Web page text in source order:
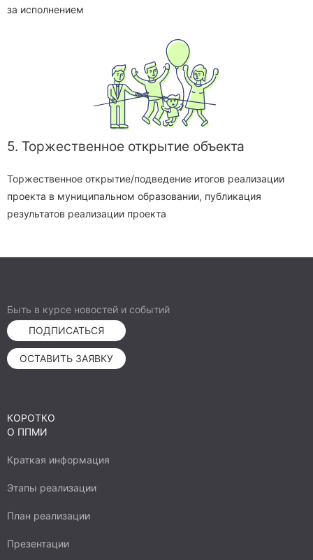
за исполнением
5. Торжественное открытие объекта
Торжественное открытие/подведение итогов реализации
проекта в муниципальном образовании, публикация
результатов реализации проекта
Быть в курсе новостей и событий
ПОДПИСАТЬСЯ
ОСТАВИТЬ ЗАЯВКУ
КОРОТКО
О ППМИ
Краткая информация
Этапы реализации
План реализации
Презентации